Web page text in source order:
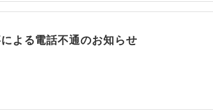
よる電話不通のお知らせ